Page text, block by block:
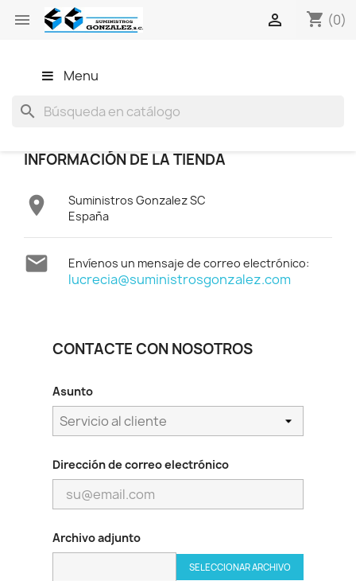
 shopping_cart (0)

Menu
search
INFORMACIÓN DE LA TIENDA

Suministros Gonzalez SC
España
 Envíenos un mensaje de correo electrónico:
lucrecia@suministrosgonzalez.com
CONTACTE CON NOSOTROS
Asunto
Dirección de correo electrónico
Archivo adjunto
SELECCIONAR ARCHIVO